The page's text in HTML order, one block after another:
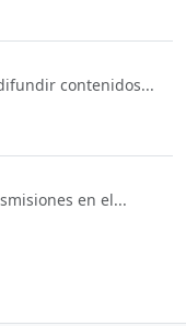
contenidos...
en el...